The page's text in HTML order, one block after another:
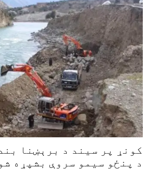
کونړ پر سیند د برېښنا
د پنځو سیمو سروې بشپړه